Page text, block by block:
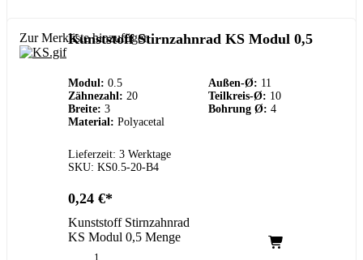
Zur Merkliste hinzufügen
Kunststoff Stirnzahnrad KS Modul 0,5
Modul: 0.5 Außen-Ø: 11
Zähnezahl: 20 Teilkreis-Ø: 10
Breite: 3 Bohrung Ø: 4
Material: Polyacetal
Lieferzeit: 3 Werktage
SKU: KS0.5-20-B4
0,24 €
Kunststoff Stirnzahnrad
KS Modul 0,5 Menge